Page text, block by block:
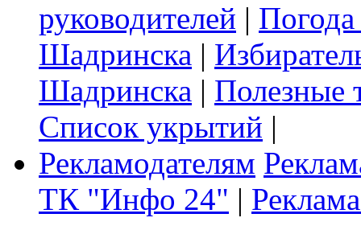
руководителей |
Шадринска |
Шадринска | Полезные
Список укрытий |
Рекламодателям
ТК "Инфо 24" |